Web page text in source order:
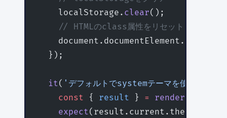
    localStorage.
clear();
    // HTMLのclass属性をリセット
  });
  it
( 'デフォルトでsystemテーマを使用する'
    const
{ result } = renderHook
    expect
(result.current.theme).